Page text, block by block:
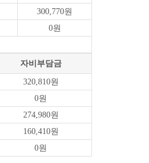
300,770원
0원
자비부담금
320,810원
0원
274,980원
160,410원
0원